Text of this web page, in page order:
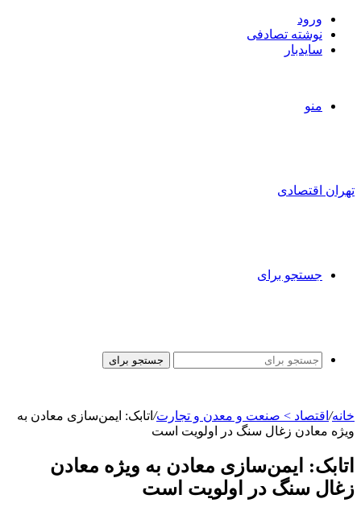
ورود
نوشته تصادفی
سایدبار
منو
تهران اقتصادی
جستجو برای
جستجو برای
خانه/ اقتصاد > صنعت و معدن و تجارت/ اتابک: ایمن‌سازی معادن به
ویژه معادن زغال سنگ در اولویت است
اتابک: ایمن‌سازی معادن به ویژه معادن
زغال سنگ در اولویت است